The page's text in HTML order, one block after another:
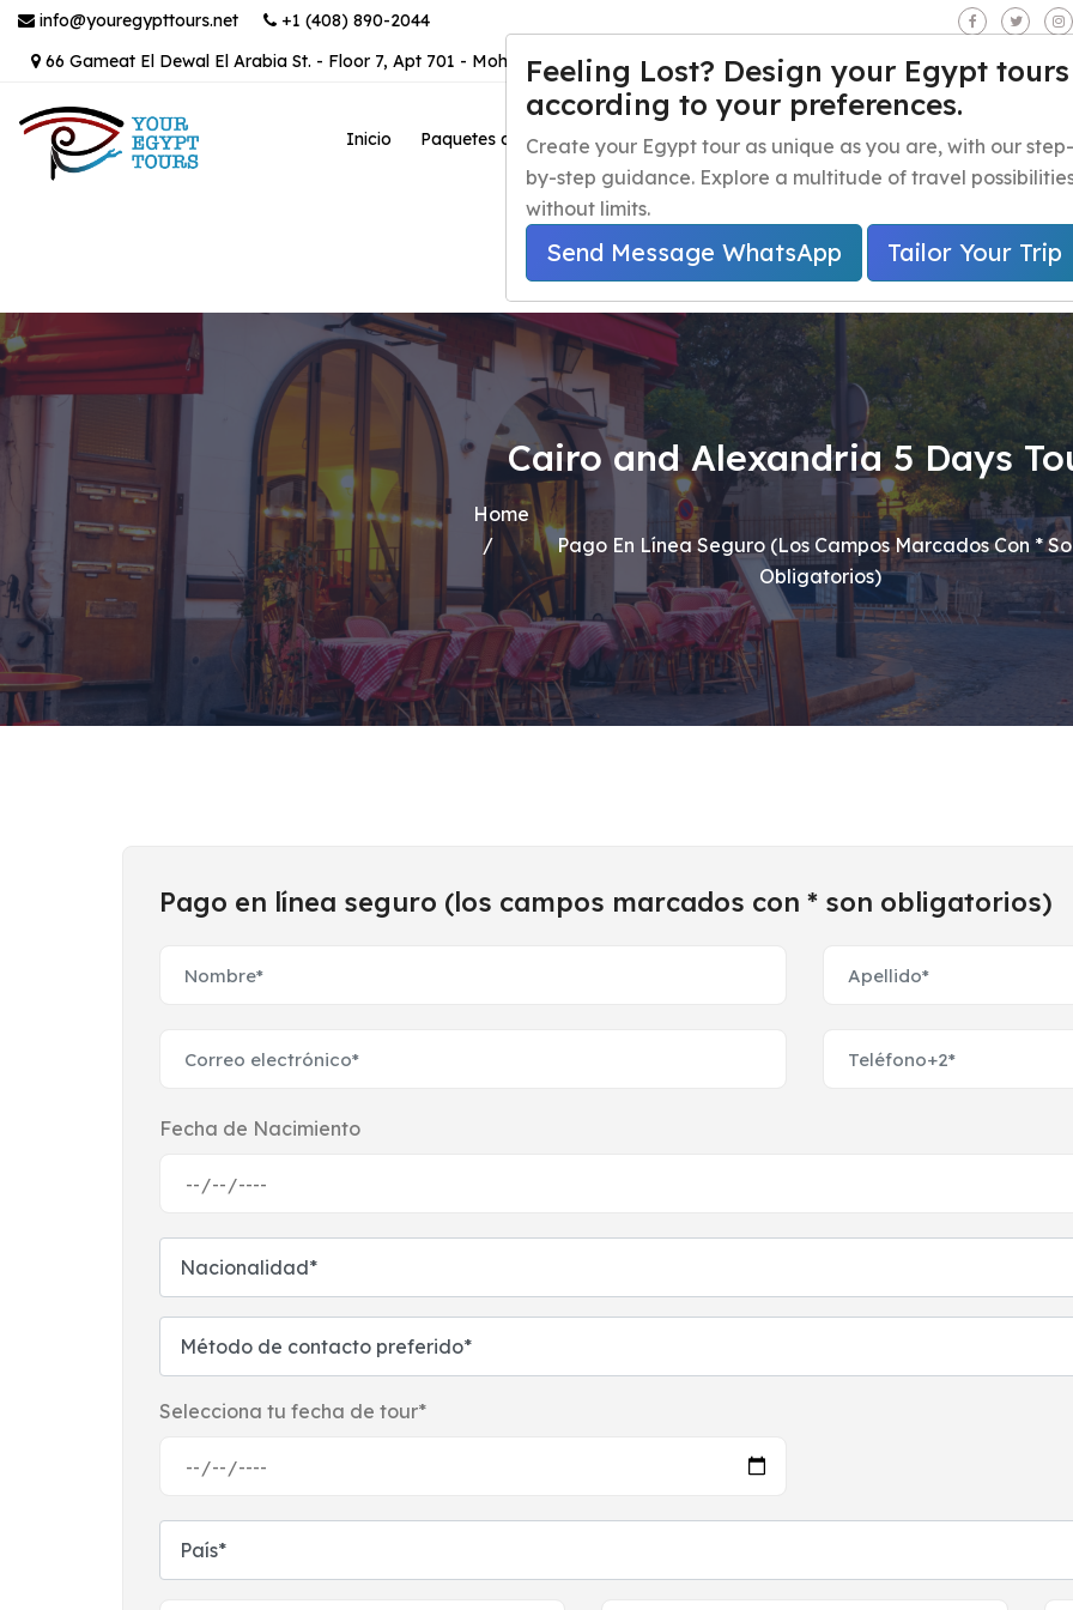
info@youregypttours.net
+1 (408) 890-2044
66 Gameat El Dewal El Arabia St. - Floor 7, Apt 701 - Mohandseen - Giza - Egypt.
Inicio Paquetes de viaje a Egipto Excursiones de un día en Egipto
Cairo and Alexandria 5 Days
Home
Pago En Línea Seguro (los Campos Marcados Con *
Obligatorios)
Pago en línea seguro (los campos marcados con * son obligatorios)
Fecha de Nacimiento
Selecciona tu fecha de tour*
Feeling Lost? Design your Egypt tours
according to your preferences.
Create your Egypt tour as unique as you are, with our step-
by-step guidance. Explore a multitude of travel
without limits.
Send Message WhatsApp Tailor Your Trip